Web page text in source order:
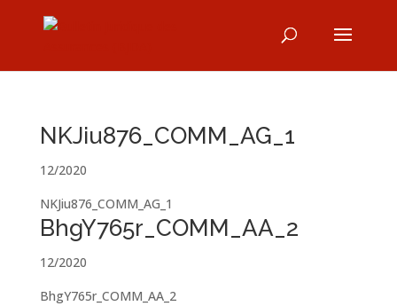
NKJiu876_COMM_AG_1
12/2020
NKJiu876_COMM_AG_1
BhgY765r_COMM_AA_2
12/2020
BhgY765r_COMM_AA_2